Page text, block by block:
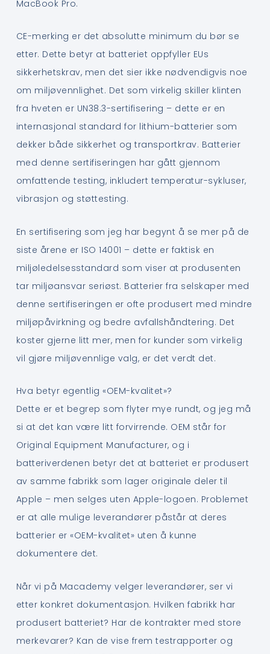
MacBook Pro.
CE-merking er det absolutte minimum du bør se
etter. Dette betyr at batteriet oppfyller EUs
sikkerhetskrav, men det sier ikke nødvendigvis noe
om miljøvennlighet. Det som virkelig skiller klinten
fra hveten er UN38.3-sertifisering – dette er en
internasjonal standard for lithium-batterier som
dekker både sikkerhet og transportkrav. Batterier
med denne sertifiseringen har gått gjennom
omfattende testing, inkludert temperatur-sykluser,
vibrasjon og støttesting.
En sertifisering som jeg har begynt å se mer på de
siste årene er ISO 14001 – dette er faktisk en
miljøledelsesstandard som viser at produsenten
tar miljøansvar seriøst. Batterier fra selskaper med
denne sertifiseringen er ofte produsert med mindre
miljøpåvirkning og bedre avfallshåndtering. Det
koster gjerne litt mer, men for kunder som virkelig
vil gjøre miljøvennlige valg, er det verdt det.
Hva betyr egentlig «OEM-kvalitet»?
Dette er et begrep som flyter mye rundt, og jeg må
si at det kan være litt forvirrende. OEM står for
Original Equipment Manufacturer, og i
batteriverdenen betyr det at batteriet er produsert
av samme fabrikk som lager originale deler til
Apple – men selges uten Apple-logoen. Problemet
er at alle mulige leverandører påstår at deres
batterier er «OEM-kvalitet» uten å kunne
dokumentere det.
Når vi på Macademy velger leverandører, ser vi
etter konkret dokumentasjon. Hvilken fabrikk har
produsert batteriet? Har de kontrakter med store
merkevarer? Kan de vise frem testrapporter og